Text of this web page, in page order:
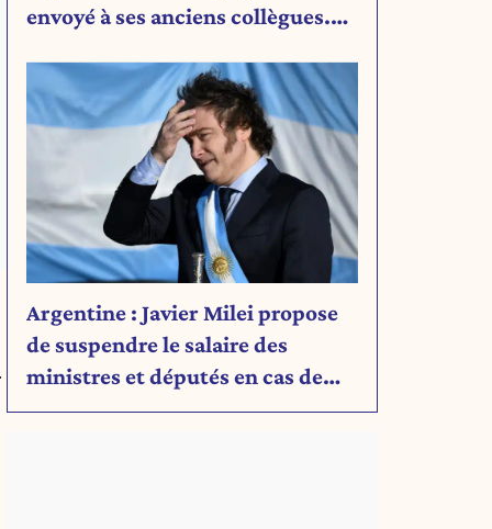
envoyé à ses anciens collègues.
Argentine : Javier Milei propose
de suspendre le salaire des
ministres et députés en cas de
déficit budgétaire